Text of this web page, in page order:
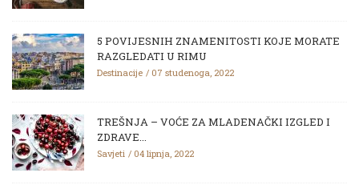
5 POVIJESNIH ZNAMENITOSTI KOJE MORATE
RAZGLEDATI U RIMU
Destinacije 07 studenoga, 2022
TREŠNJA – VOĆE ZA MLADENAČKI IZGLED I
ZDRAVE...
Savjeti 04 lipnja, 2022